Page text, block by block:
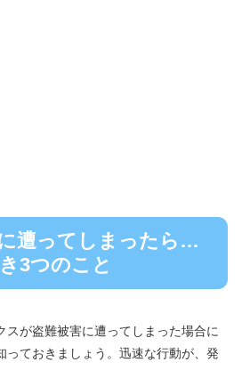
遭ってしまったら…
3つのこと
スが盗難被害に遭ってしまった場合に
っておきましょう。迅速な行動が、発